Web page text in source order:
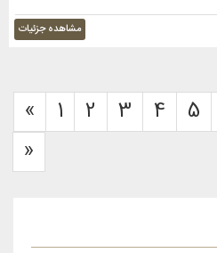
مشاهده جزئیات
« 1 2 3 4 5
»